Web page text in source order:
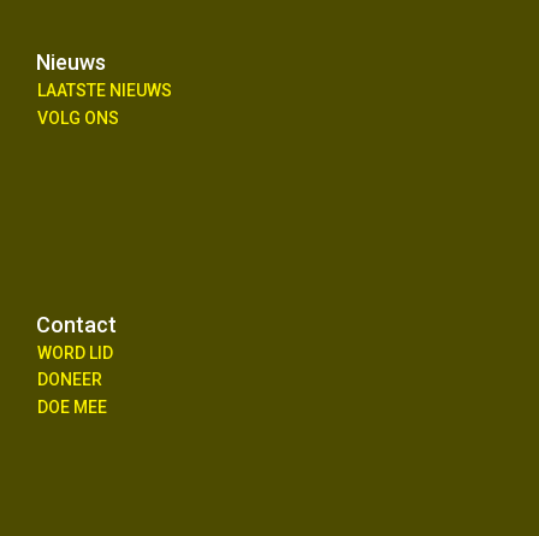
Nieuws
LAATSTE NIEUWS
VOLG ONS
Contact
WORD LID
DONEER
DOE MEE